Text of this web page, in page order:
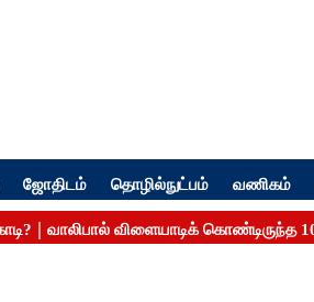
ஜோதிடம் தொழில்நுட்பம் வணிகம்